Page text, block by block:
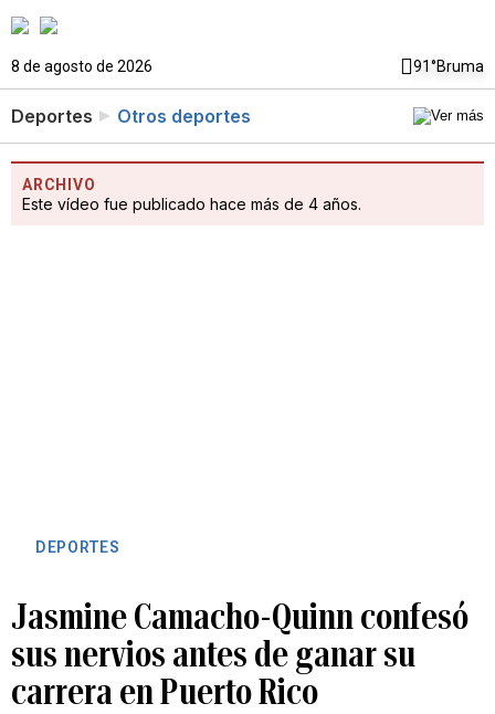
8 de agosto de 2026 91°Bruma
Deportes Otros deportes
ARCHIVO
Este vídeo fue publicado hace más de 4 años.
DEPORTES
Jasmine Camacho-Quinn confesó
sus nervios antes de ganar su
carrera en Puerto Rico